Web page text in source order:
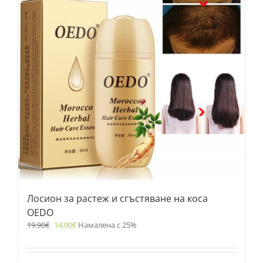
Лосион за растеж и сгъстяване на коса
OEDO
19.90€ 14.90€ Намалена с 25%